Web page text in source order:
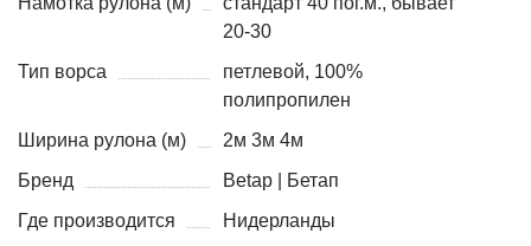
20-30
Тип ворса
петлевой, 100%
полипропилен
Ширина рулона (м)
2м 3м 4м
Бренд
Betap | Бетап
Где производится
Нидерланды